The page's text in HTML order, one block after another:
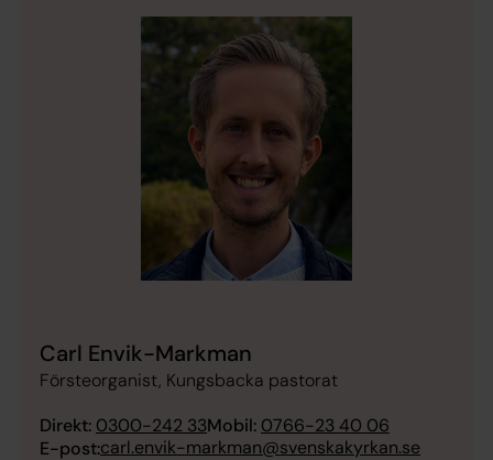
Carl Envik-Markman
Försteorganist, Kungsbacka pastorat
Direkt: 0300-242 33Mobil: 0766-23 40 06
E-post:carl.envik-markman@svenskakyrkan.se